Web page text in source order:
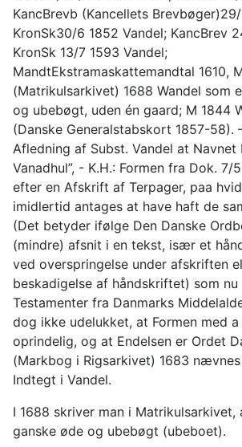
KancBrevb (Kancellets
KronSk30/6 1852 Vandel; KancBrev
KronSk 13/7 1593 Vandel;
MandtEkstramaskattemandtal 1610,
(Matrikulsarkivet) 1688 Wandel som
og ubebøgt, uden én gaard; M 1844
(Danske Generalstabskort 1857-58).
Afledning af Subst. Vandel at Navnet
Vanadhul”, - K.H.: Formen fra Dok.
efter en Afskrift af Terpager, paa
imidlertid antages at have haft de
(Det betyder ifølge Den Danske
(mindre) afsnit i en tekst, især et
ved overspringelse under afskriften
beskadigelse af håndskriftet) som nu
Testamenter fra Danmarks
dog ikke udelukket, at Formen med
oprindelig, og at Endelsen er Ordet
(Markbog i Rigsarkivet) 1683
Indtegt i Vandel.
I 1688 skriver man i Matrikulsarkivet,
ganske øde og ubebøgt (ubeboet).